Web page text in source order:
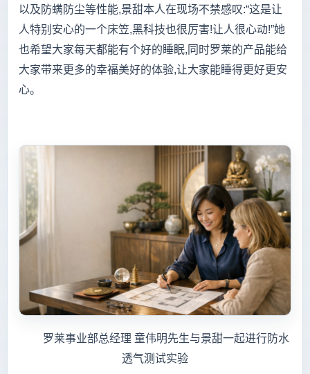
以及防螨防尘等性能,景甜本人在现场不禁感叹:“这是让
人特别安心的一个床笠,黑科技也很厉害!让人很心动!”她
也希望大家每天都能有个好的睡眠,同时罗莱的产品能给
大家带来更多的幸福美好的体验,让大家能睡得更好更安
心。
罗莱事业部总经理 童伟明先生与景甜一起进行防水
透气测试实验